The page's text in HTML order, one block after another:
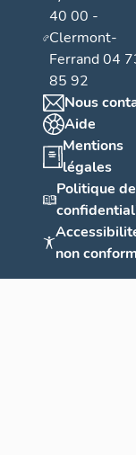
40 00 -
Clermont-
Ferrand 04
85 92
Nous
Aide
Mentions
légales
Politique de
non